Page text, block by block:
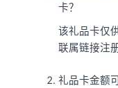
卡？
该礼品卡仅
联属链接注
礼品卡金额